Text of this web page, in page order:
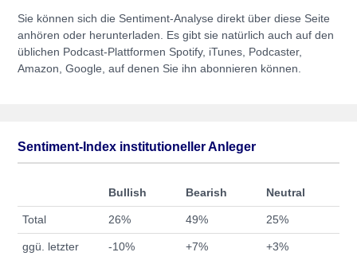
Sie können sich die Sentiment-Analyse direkt über diese Seite
anhören oder herunterladen. Es gibt sie natürlich auch auf den
üblichen Podcast-Plattformen Spotify, iTunes, Podcaster,
Amazon, Google, auf denen Sie ihn abonnieren können.
Sentiment-Index institutioneller Anleger
Bullish Bearish Neutral
Total 26% 49% 25%
ggü. letzter
-10% +7% +3%